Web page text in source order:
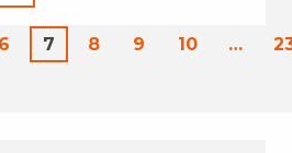
6 7 8 9 10 …